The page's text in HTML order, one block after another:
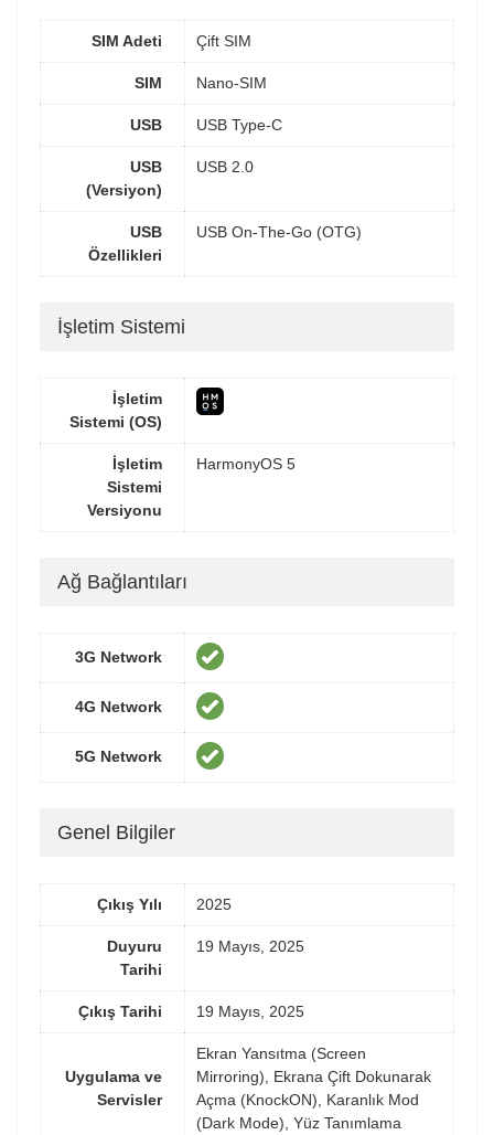
SIM Adeti Çift SIM
SIM Nano-SIM
USB USB Type-C
USB
(Versiyon)
USB 2.0
USB
Özellikleri
USB On-The-Go (OTG)
İşletim Sistemi
İşletim
Sistemi (OS)
İşletim
Sistemi
Versiyonu
HarmonyOS 5
Ağ Bağlantıları
3G Network
4G Network
5G Network
Genel Bilgiler
Çıkış Yılı 2025
Duyuru
Tarihi
19 Mayıs, 2025
Çıkış Tarihi 19 Mayıs, 2025
Uygulama ve
Servisler
Ekran Yansıtma (Screen
Mirroring), Ekrana Çift Dokunarak
Açma (KnockON), Karanlık Mod
(Dark Mode), Yüz Tanımlama